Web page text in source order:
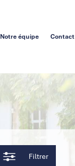
Notre équipe Contact
Filtrer